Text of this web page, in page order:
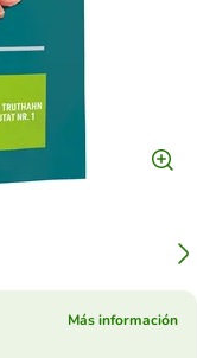
Más información